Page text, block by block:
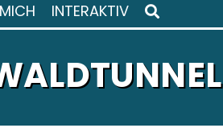
INTERAKTIV